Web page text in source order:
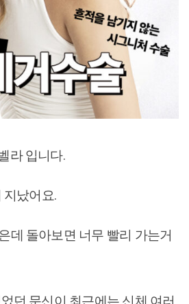
라 입니다.
지났어요.
데 돌아보면 너무 빨리 가는거